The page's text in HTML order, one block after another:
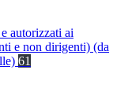
autorizzati ai
e non dirigenti) (da
61